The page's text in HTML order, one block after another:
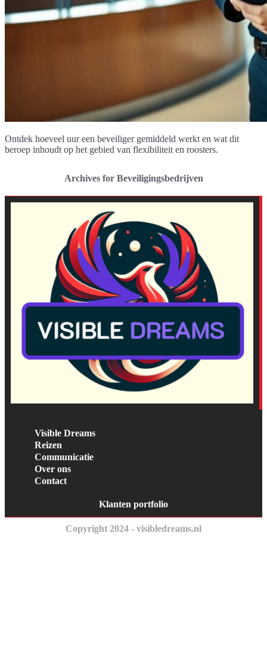
Ontdek hoeveel uur een beveiliger gemiddeld werkt en wat dit
beroep inhoudt op het gebied van flexibiliteit en roosters.
Archives for Beveiligingsbedrijven
Visible Dreams
Reizen
Communicatie
Over ons
Contact
Klanten portfolio
Copyright 2024 - visibledreams.nl